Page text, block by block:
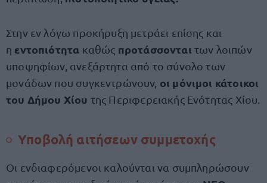
Στην εν λόγω προκήρυξη μετράει επίσης και
η εντοπιότητα καθώς προτάσσονται των λοιπών
υποψηφίων, ανεξάρτητα από το σύνολο των
μονάδων που συγκεντρώνουν, οι μόνιμοι κάτοικοι
του Δήμου Χίου της Περιφερειακής Ενότητας Χίου.
Υποβολή αιτήσεων συμμετοχής
Οι ενδιαφερόμενοι καλούνται να συμπληρώσουν